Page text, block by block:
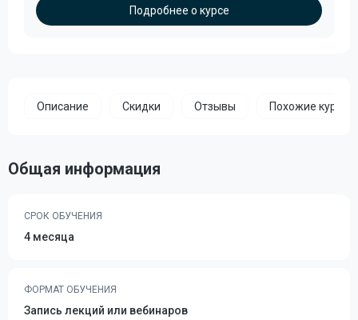
Подробнее о курсе
Описание Скидки Отзывы Похожие курсы
Общая информация
СРОК ОБУЧЕНИЯ
4 месяца
ФОРМАТ ОБУЧЕНИЯ
Запись лекций или вебинаров